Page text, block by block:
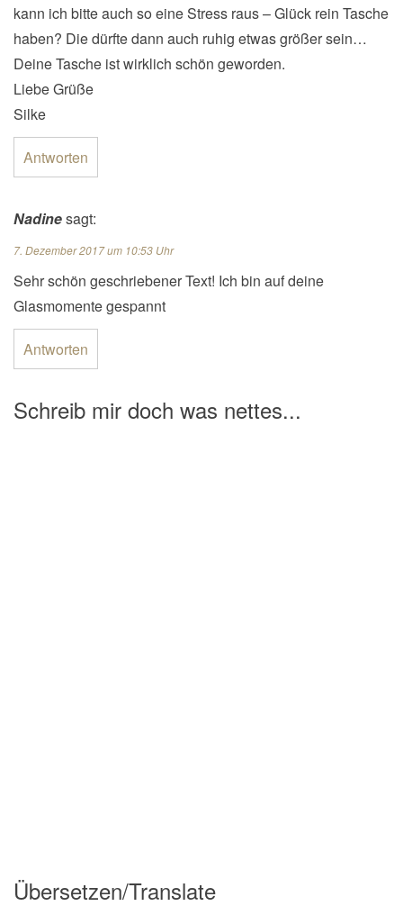
kann ich bitte auch so eine Stress raus – Glück rein Tasche
haben? Die dürfte dann auch ruhig etwas größer sein…
Deine Tasche ist wirklich schön geworden.
Liebe Grüße
Silke
Antworten
Nadinesagt:
7. Dezember 2017 um 10:53 Uhr
Sehr schön geschriebener Text! Ich bin auf deine
Glasmomente gespannt
Antworten
Schreib mir doch was nettes...
Übersetzen/Translate